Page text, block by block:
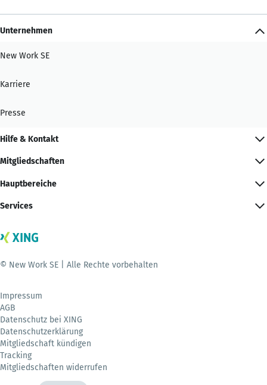
Unternehmen
New Work SE
Karriere
Presse
Hilfe & Kontakt
Mitgliedschaften
Hauptbereiche
Services
© New Work SE | Alle Rechte vorbehalten
Impressum
AGB
Datenschutz bei XING
Datenschutzerklärung
Mitgliedschaft kündigen
Tracking
Mitgliedschaften widerrufen